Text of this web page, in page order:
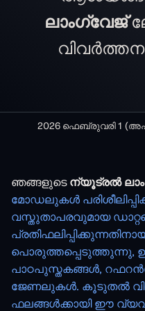
ലാംഗ്വേജ്
2026 ഫെബ്രുവരി 1
ഞങ്ങളുടെ ന്യൂട്രൽ
മോഡലുകൾ
വസ്തുതാപരവുമായ
പൊരുത്തപ്പെടുത്തുന്നു,
പാഠപുസ്തകങ്ങൾ,
ജേണലുകൾ. കൂടുതൽ
ഫലങ്ങൾക്കായി ഈ